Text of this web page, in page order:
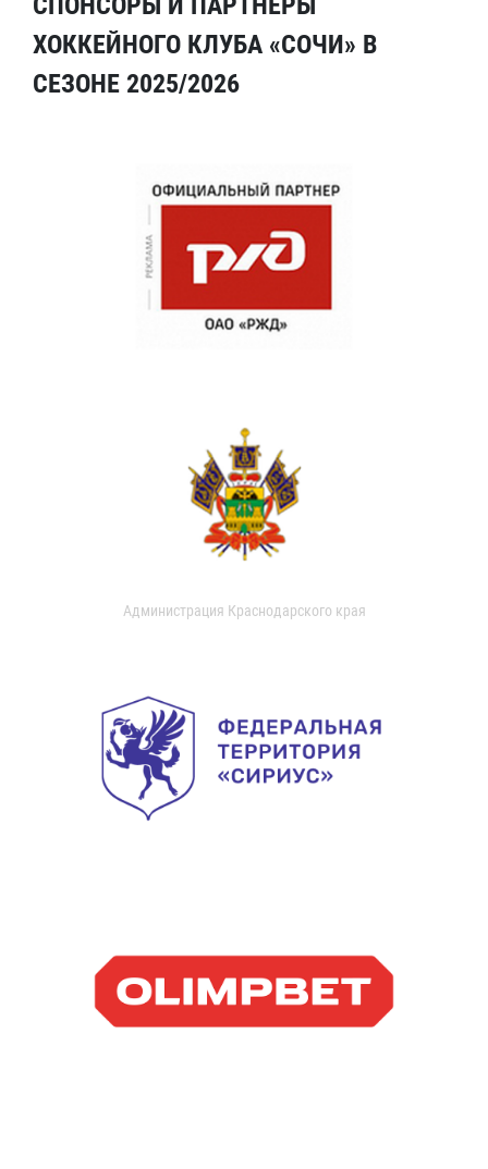
ХОККЕЙНОГО КЛУБА «СОЧИ» В
СЕЗОНЕ 2025/2026
Администрация Краснодарского края